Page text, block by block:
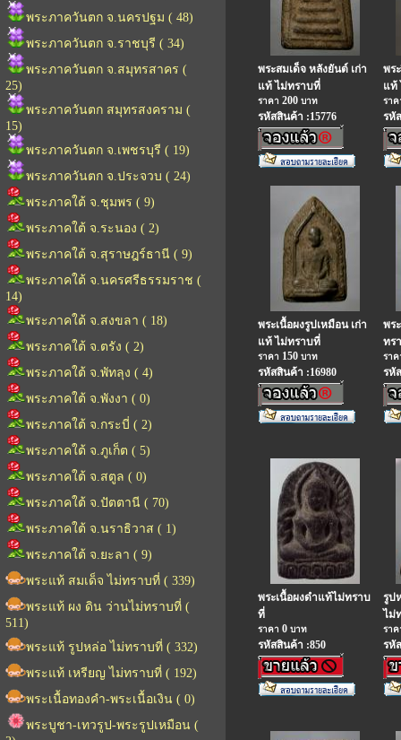
พระภาควันตก จ.นครปฐม ( 48)
พระภาควันตก จ.ราชบุรี ( 34)
พระภาควันตก จ.สมุทรสาคร (
25)
พระภาควันตก สมุทรสงคราม (
15)
พระภาควันตก จ.เพชรบุรี ( 19)
พระภาควันตก จ.ประจวบ ( 24)
พระภาคใต้ จ.ชุมพร ( 9)
พระภาคใต้ จ.ระนอง ( 2)
พระภาคใต้ จ.สุราษฎร์ธานี ( 9)
พระภาคใต้ จ.นครศรีธรรมราช (
14)
พระภาคใต้ จ.สงขลา ( 18)
พระภาคใต้ จ.ตรัง ( 2)
พระภาคใต้ จ.พัทลุง ( 4)
พระภาคใต้ จ.พังงา ( 0)
พระภาคใต้ จ.กระบี่ ( 2)
พระภาคใต้ จ.ภูเก็ต ( 5)
พระภาคใต้ จ.สตูล ( 0)
พระภาคใต้ จ.ปัตตานี ( 70)
พระภาคใต้ จ.นราธิวาส ( 1)
พระภาคใต้ จ.ยะลา ( 9)
พระแท้ สมเด็จ ไม่ทราบที่ ( 339)
พระแท้ ผง ดิน ว่านไม่ทราบที่ (
511)
พระแท้ รูปหล่อ ไม่ทราบที่ ( 332)
พระแท้ เหรียญ ไม่ทราบที่ ( 192)
พระเนื้อทองคำ-พระเนื้อเงิน ( 0)
พระบูชา-เทวรูป-พระรูปเหมือน (
พระสมเด็จ หลังยันต์ เก่า
แท้ ไม่ทราบที่
ราคา 200 บาท
รหัสสินค้า :15776
พร
แท้
รา
รหั
พระเนื้อผงรูปเหมือน เก่า
แท้ ไม่ทราบที่
ราคา 150 บาท
รหัสสินค้า :16980
พร
ทร
รา
รหั
พระเนื้อผงดำแท้ไม่ทราบ
ที่
ราคา 0 บาท
รหัสสินค้า :850
รูป
ไม่
รา
รหั